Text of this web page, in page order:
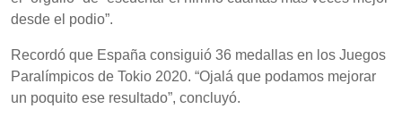
desde el podio”.
Recordó que España consiguió 36 medallas en los Juegos
Paralímpicos de Tokio 2020. “Ojalá que podamos mejorar
un poquito ese resultado”, concluyó.